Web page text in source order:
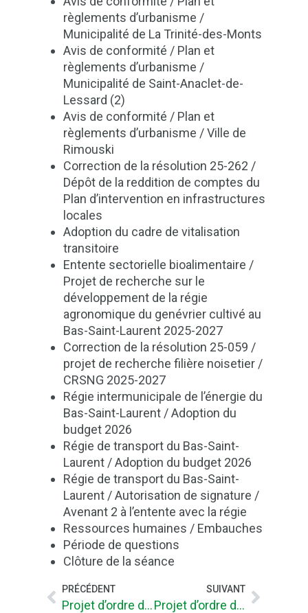
règlements d’urbanisme /
Municipalité de La Trinité-des-Monts
Avis de conformité / Plan et
règlements d’urbanisme /
Municipalité de Saint-Anaclet-de-
Lessard (2)
Avis de conformité / Plan et
règlements d’urbanisme / Ville de
Rimouski
Correction de la résolution 25-262 /
Dépôt de la reddition de comptes du
Plan d’intervention en infrastructures
locales
Adoption du cadre de vitalisation
transitoire
Entente sectorielle bioalimentaire /
Projet de recherche sur le
développement de la régie
agronomique du genévrier cultivé au
Bas-Saint-Laurent 2025-2027
Correction de la résolution 25-059 /
projet de recherche filière noisetier /
CRSNG 2025-2027
Régie intermunicipale de l’énergie du
Bas-Saint-Laurent / Adoption du
budget 2026
Régie de transport du Bas-Saint-
Laurent / Adoption du budget 2026
Régie de transport du Bas-Saint-
Laurent / Autorisation de signature /
Avenant 2 à l’entente avec la régie
Ressources humaines / Embauches
Période de questions
Clôture de la séance
PRÉCÉDENT
Projet d’ordre du jour publique CONSEIL DE LA MRC du 10 septembre 2025
SUIVANT
Projet d’ordre du jour publique CA – 8 octobre 2025